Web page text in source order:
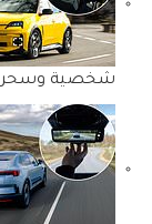
شخصية وسحر